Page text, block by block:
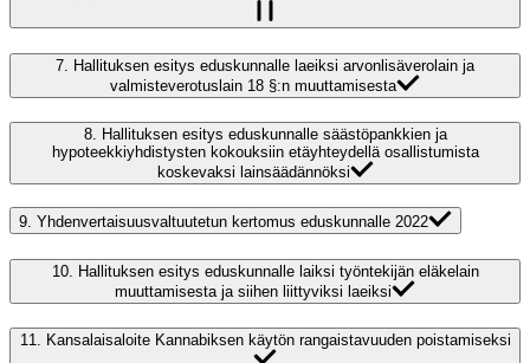
7. Hallituksen esitys eduskunnalle laeiksi arvonlisäverolain ja
valmisteverotuslain 18 §:n muuttamisesta
8. Hallituksen esitys eduskunnalle säästöpankkien ja
hypoteekkiyhdistysten kokouksiin etäyhteydellä osallistumista
koskevaksi lainsäädännöksi
9. Yhdenvertaisuusvaltuutetun kertomus eduskunnalle 2022
10.
Hallituksen esitys eduskunnalle laiksi työntekijän eläkelain
muuttamisesta ja siihen liittyviksi laeiksi
11. Kansalaisaloite Kannabiksen käytön rangaistavuuden poistamiseksi